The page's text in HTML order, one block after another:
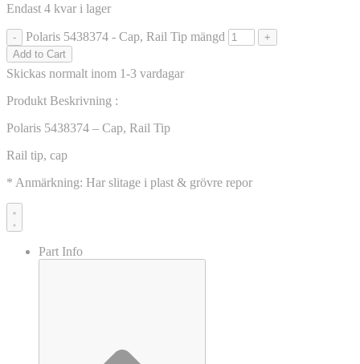
Endast 4 kvar i lager
- Polaris 5438374 - Cap, Rail Tip mängd
+
Add to Cart
Skickas normalt inom 1-3 vardagar
Produkt Beskrivning :
Polaris 5438374 – Cap, Rail Tip
Rail tip, cap
* Anmärkning: Har slitage i plast & grövre repor
Part Info